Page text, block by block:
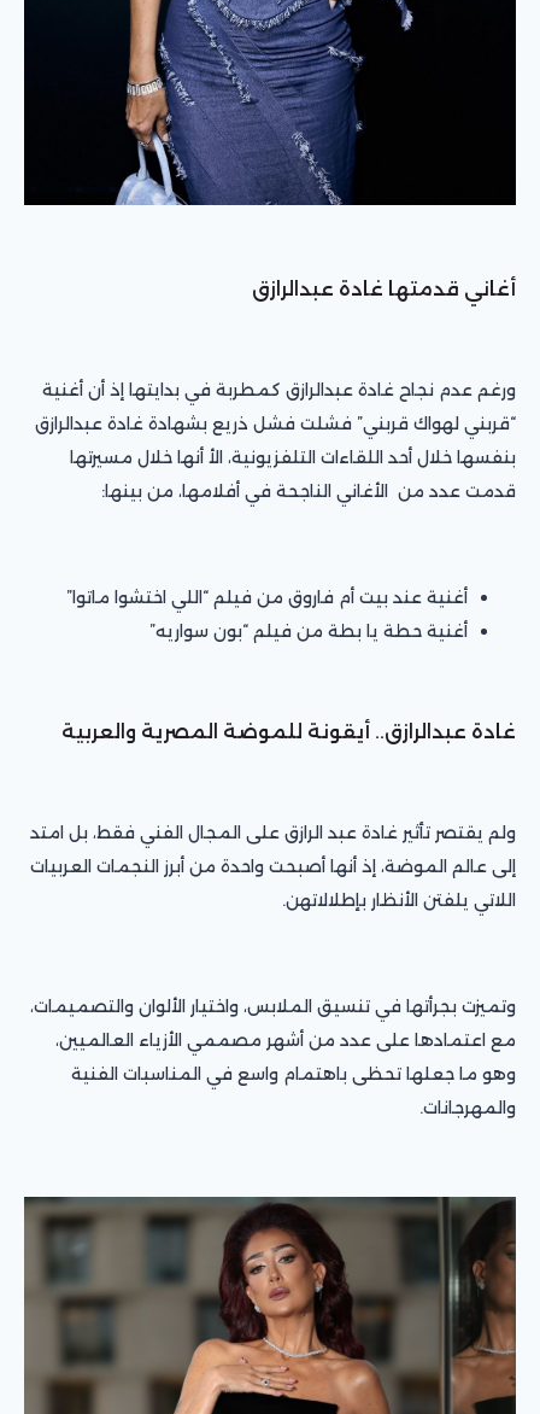
أغاني قدمتها غادة عبدالرازق
ورغم عدم نجاح غادة عبدالرازق كمطربة في بدايتها إذ أن أغنية
“قربني لهواك قربني” فشلت فشل ذريع بشهادة غادة عبدالرازق
بنفسها خلال أحد اللقاءات التلفزيونية، الأ أنها خلال مسيرتها
قدمت عدد من الأغاني الناجحة في أفلامها، من بينها:
أغنية عند بيت أم فاروق من فيلم “اللي اختشوا ماتوا”
أغنية حطة يا بطة من فيلم “بون سواريه”
غادة عبدالرازق.. أيقونة للموضة المصرية والعربية
ولم يقتصر تأثير غادة عبد الرازق على المجال الفني فقط، بل امتد
إلى عالم الموضة، إذ أنها أصبحت واحدة من أبرز النجمات العربيات
اللاتي يلفتن الأنظار بإطلالاتهن.
وتميزت بجرأتها في تنسيق الملابس، واختيار الألوان والتصميمات،
مع اعتمادها على عدد من أشهر مصممي الأزياء العالميين،
وهو ما جعلها تحظى باهتمام واسع في المناسبات الفنية
والمهرجانات.